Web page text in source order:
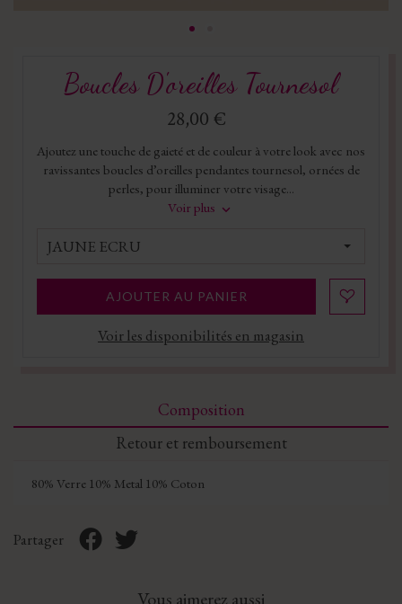
Boucles D'oreilles Tournesol
28,00 €
Ajoutez une touche de gaieté et de couleur à votre look avec nos
ravissantes boucles d’oreilles pendantes tournesol, ornées de
perles, pour illuminer votre visage...
Voir plus
JAUNE ECRU
AJOUTER AU PANIER
Voir les disponibilités en magasin
Composition
Retour et remboursement
80% Verre 10% Metal 10% Coton
Partager
Vous aimerez aussi